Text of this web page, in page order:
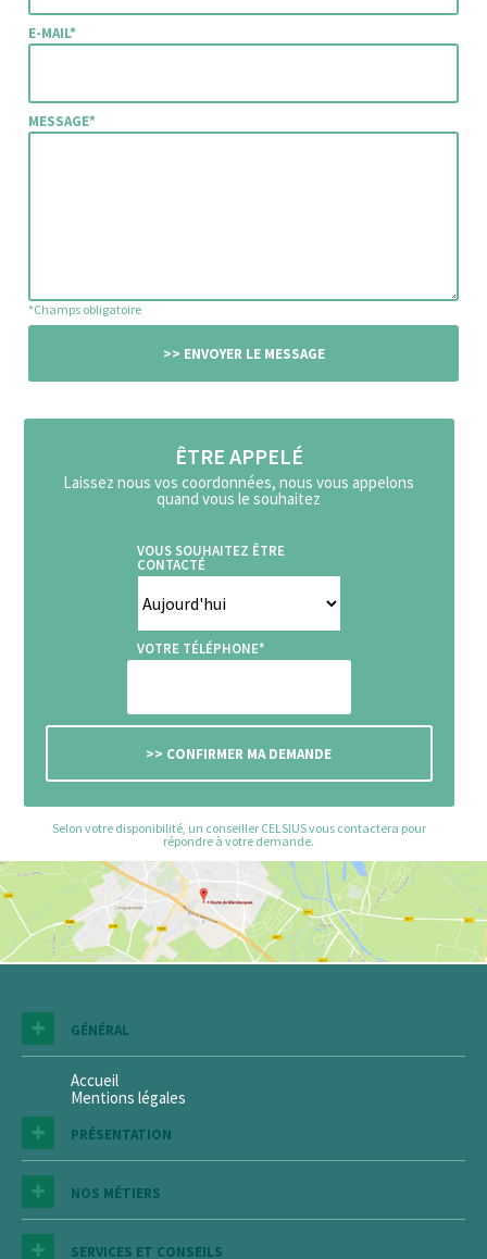
E-MAIL*
MESSAGE*
*Champs obligatoire
ÊTRE APPELÉ
Laissez nous vos coordonnées, nous vous appelons
quand vous le souhaitez
VOUS SOUHAITEZ ÊTRE
CONTACTÉ
VOTRE TÉLÉPHONE*
Selon votre disponibilité, un conseiller CELSIUS vous contactera pour
répondre à votre demande.
GÉNÉRAL
Accueil
Mentions légales
PRÉSENTATION
NOS MÉTIERS
SERVICES ET CONSEILS